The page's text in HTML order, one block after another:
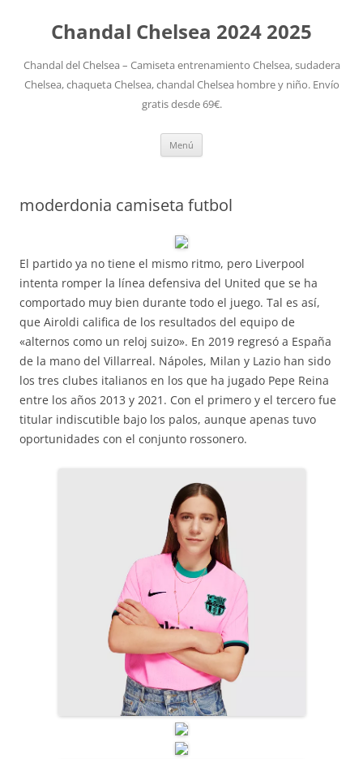
Chandal Chelsea 2024 2025
Chandal del Chelsea – Camiseta entrenamiento Chelsea, sudadera
Chelsea, chaqueta Chelsea, chandal Chelsea hombre y niño. Envío
gratis desde 69€.
Menú
moderdonia camiseta futbol
El partido ya no tiene el mismo ritmo, pero Liverpool
intenta romper la línea defensiva del United que se ha
comportado muy bien durante todo el juego. Tal es así,
que Airoldi califica de los resultados del equipo de
«alternos como un reloj suizo». En 2019 regresó a España
de la mano del Villarreal. Nápoles, Milan y Lazio han sido
los tres clubes italianos en los que ha jugado Pepe Reina
entre los años 2013 y 2021. Con el primero y el tercero fue
titular indiscutible bajo los palos, aunque apenas tuvo
oportunidades con el conjunto rossonero.